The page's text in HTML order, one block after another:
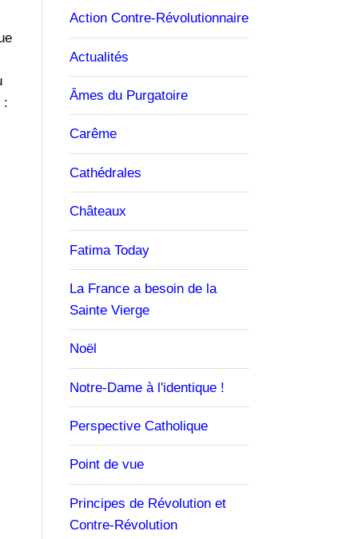
:
Action Contre-Révolutionnaire
Actualités
Âmes du Purgatoire
Carême
Cathédrales
Châteaux
Fatima Today
La France a besoin de la
Sainte Vierge
Noël
Notre-Dame à l'identique !
Perspective Catholique
Point de vue
Principes de Révolution et
Contre-Révolution